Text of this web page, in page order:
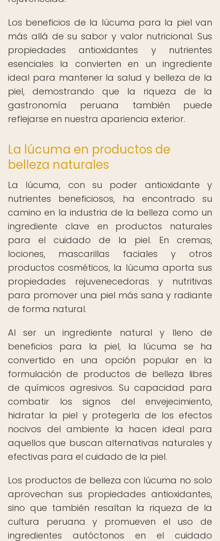
Los beneficios de la lúcuma para la piel van
más allá de su sabor y valor nutricional. Sus
propiedades antioxidantes y nutrientes
esenciales la convierten en un ingrediente
ideal para mantener la salud y belleza de la
piel, demostrando que la riqueza de la
gastronomía peruana también puede
reflejarse en nuestra apariencia exterior.
La lúcuma en productos de
belleza naturales
La lúcuma, con su poder antioxidante y
nutrientes beneficiosos, ha encontrado su
camino en la industria de la belleza como un
ingrediente clave en productos naturales
para el cuidado de la piel. En cremas,
lociones, mascarillas faciales y otros
productos cosméticos, la lúcuma aporta sus
propiedades rejuvenecedoras y nutritivas
para promover una piel más sana y radiante
de forma natural.
Al ser un ingrediente natural y lleno de
beneficios para la piel, la lúcuma se ha
convertido en una opción popular en la
formulación de productos de belleza libres
de químicos agresivos. Su capacidad para
combatir los signos del envejecimiento,
hidratar la piel y protegerla de los efectos
nocivos del ambiente la hacen ideal para
aquellos que buscan alternativas naturales y
efectivas para el cuidado de la piel.
Los productos de belleza con lúcuma no solo
aprovechan sus propiedades antioxidantes,
sino que también resaltan la riqueza de la
cultura peruana y promueven el uso de
ingredientes autóctonos en el cuidado